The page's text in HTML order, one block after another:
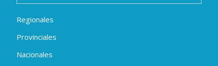
Regionales
Provinciales
Nacionales